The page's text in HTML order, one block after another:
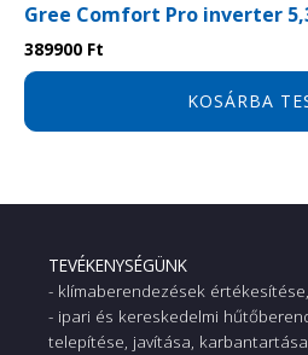
Gree Comfort Pro inverter
389900 Ft
KOSÁRBA
TEVÉKENYSÉGÜNK
- klímaberendezések
- ipari és kereskedelmi
telepítése, javítása, karbantartása